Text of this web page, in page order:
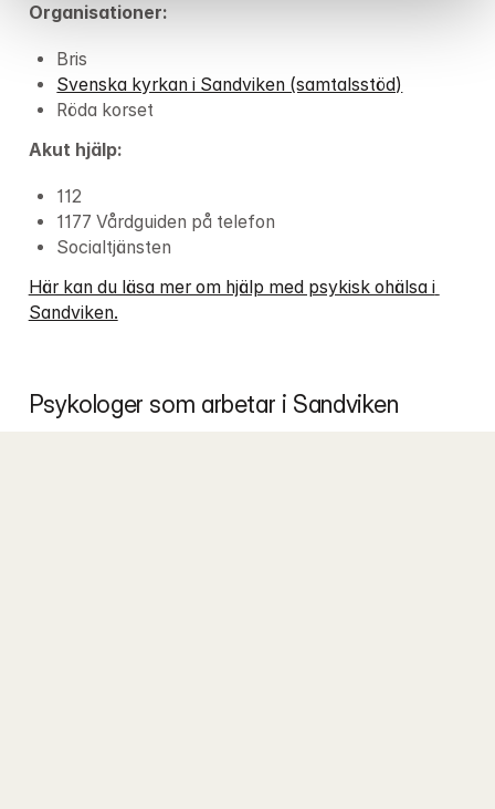
Organisationer:
Bris
Svenska kyrkan i Sandviken (samtalsstöd)
Röda korset
Akut hjälp:
112
1177 Vårdguiden på telefon
Socialtjänsten
Här kan du läsa mer om hjälp med psykisk ohälsa i
Sandviken.
Psykologer som arbetar i Sandviken